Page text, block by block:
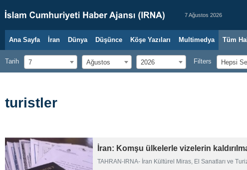
7 Ağustos 2026
Ana Sayfa İran Dünya Düşünce Köşe Yazıları Multimedya Tüm
Tarih 7 Ağustos 2026 Filters Hepsi
turistler
İran: Komşu ülkelerle vizelerin
TAHRAN-IRNA- İran Kültürel Miras, El Sanatları ve